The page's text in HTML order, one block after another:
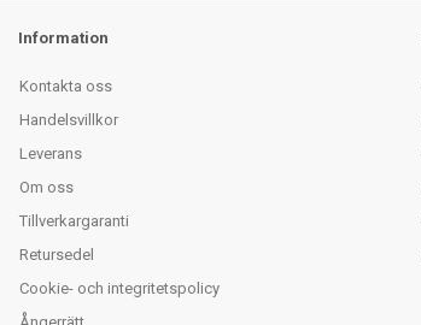
Information
Kontakta oss
Handelsvillkor
Leverans
Om oss
Tillverkargaranti
Retursedel
Cookie- och integritetspolicy